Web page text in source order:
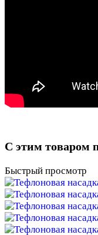
С этим товаром
Быстрый просмотр